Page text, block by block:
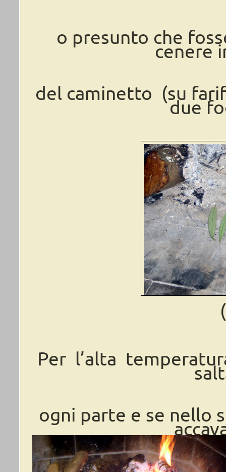
o presunto che
cenere
del caminetto (su
due
Per l’alta
ogni parte e se nello